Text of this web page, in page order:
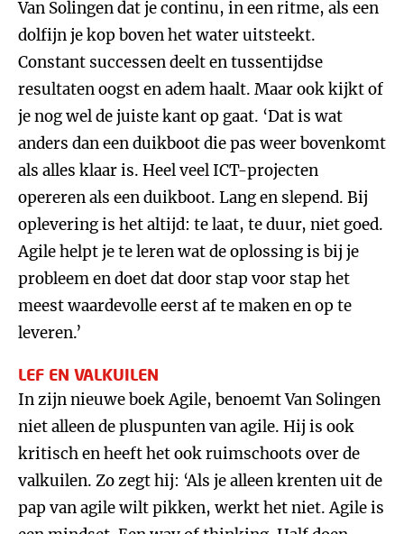
Van Solingen dat je continu, in een ritme, als een
dolfijn je kop boven het water uitsteekt.
Constant successen deelt en tussentijdse
resultaten oogst en adem haalt. Maar ook kijkt of
je nog wel de juiste kant op gaat. ‘Dat is wat
anders dan een duikboot die pas weer bovenkomt
als alles klaar is. Heel veel ICT-projecten
opereren als een duikboot. Lang en slepend. Bij
oplevering is het altijd: te laat, te duur, niet goed.
Agile helpt je te leren wat de oplossing is bij je
probleem en doet dat door stap voor stap het
meest waardevolle eerst af te maken en op te
leveren.’
LEF EN VALKUILEN
In zijn nieuwe boek Agile, benoemt Van Solingen
niet alleen de pluspunten van agile. Hij is ook
kritisch en heeft het ook ruimschoots over de
valkuilen. Zo zegt hij: ‘Als je alleen krenten uit de
pap van agile wilt pikken, werkt het niet. Agile is